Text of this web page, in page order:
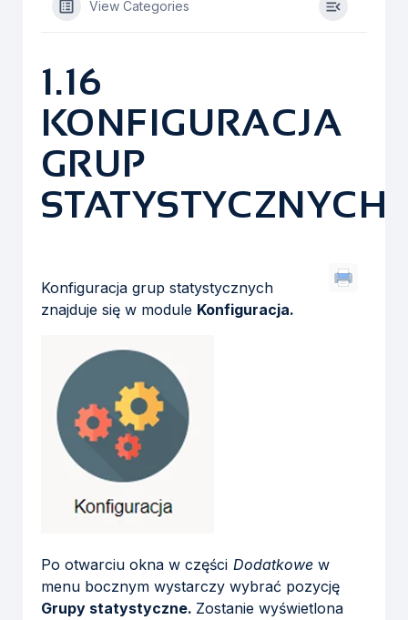
View Categories
1.16
KONFIGURACJA
GRUP
STATYSTYCZNYCH
Konfiguracja grup statystycznych
znajduje się w module Konfiguracja.
Po otwarciu okna w części Dodatkowew
menu bocznym wystarczy wybrać pozycję
Grupy statystyczne. Zostanie wyświetlona